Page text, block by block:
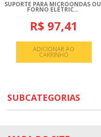
SUPORTE PARA MICROONDAS OU
FORNO ELÉTRIC...
R$ 97,41
ADICIONAR AO
CARRINHO
SUBCATEGORIAS